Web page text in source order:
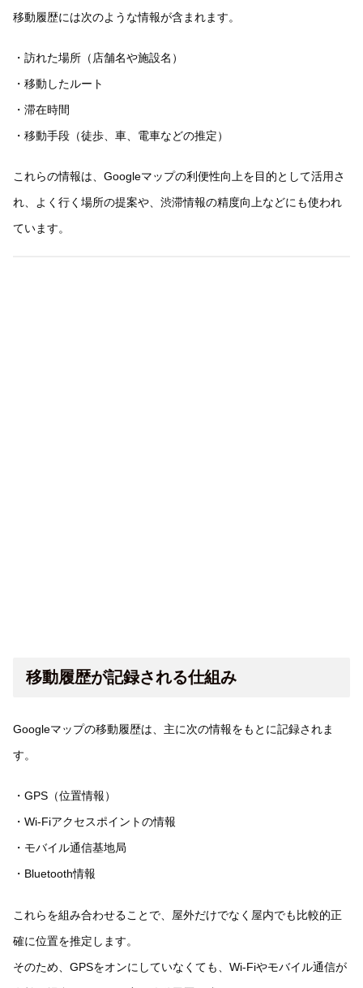
移動履歴には次のような情報が含まれます。
・訪れた場所（店舗名や施設名）
・移動したルート
・滞在時間
・移動手段（徒歩、車、電車などの推定）
これらの情報は、Googleマップの利便性向上を目的として活用さ
れ、よく行く場所の提案や、渋滞情報の精度向上などにも使われ
ています。
移動履歴が記録される仕組み
Googleマップの移動履歴は、主に次の情報をもとに記録されま
す。
・GPS（位置情報）
・Wi-Fiアクセスポイントの情報
・モバイル通信基地局
・Bluetooth情報
これらを組み合わせることで、屋外だけでなく屋内でも比較的正
確に位置を推定します。
そのため、GPSをオンにしていなくても、Wi-Fiやモバイル通信が